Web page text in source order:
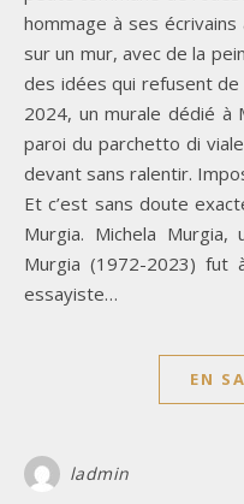
hommage à ses
sur un mur, avec de la
des idées qui refusent
2024, un murale dédié à
paroi du parchetto di
devant sans ralentir.
Et c’est sans doute
Murgia. Michela
Murgia (1972-2023) fut
essayiste…
EN
ladmin